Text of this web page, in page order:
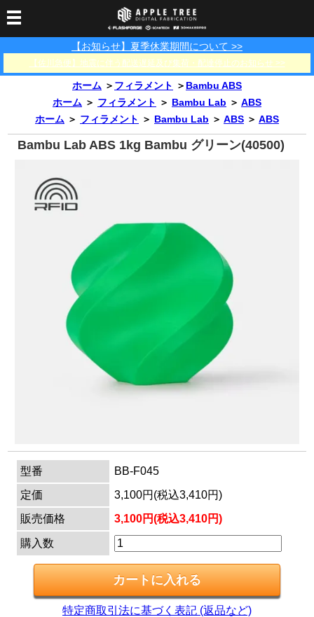
【お知らせ】夏季休業期間について >>
【佐川急便】地震に伴う配送遅延及び集荷・配達停止のお知らせ >>
3Dプリンター
3Dプリンター一覧 FLASHFORGE Bambu Lab
3Dスキャナー
SCANOLOGY 3DeVOK 3Dスキャナー消耗品
3DMakerpro
フィラメント
フィラメント一覧 FLASHFORGE Bambu Lab
FusRock その他
光造形用レジン
DLP用レジン LCD用レジン エキマテ レジン
消耗品
フィラメント乾燥・防
フィラメント保管用乾
燥剤
PP用タックシート
在庫処分セール
お問い合わせ ダウンロード
ショールーム
ホーム ＞ フィラメント ＞ Bambu ABS
ホーム ＞ フィラメント ＞ Bambu Lab ＞ ABS
ホーム ＞ フィラメント ＞ Bambu Lab ＞ ABS ＞ ABS
Bambu Lab ABS 1kg Bambu グリーン(40500)
型番
BB-F045
定価
3,100円(税込3,410円)
販売価格
3,100円(税込3,410円)
購入数
特定商取引法に基づく表記 (返品など)